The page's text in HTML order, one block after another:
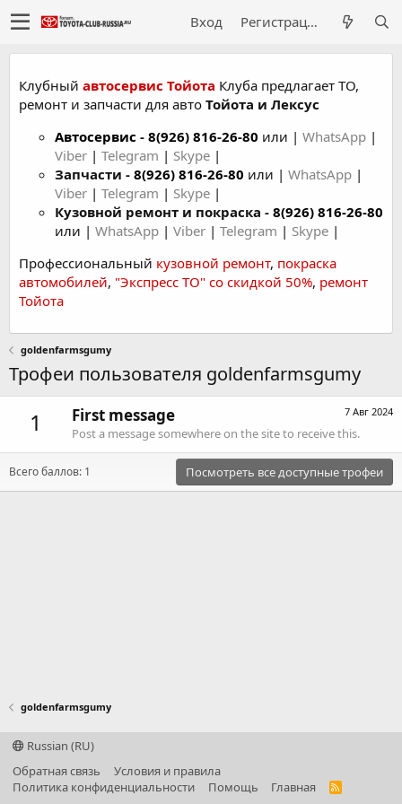
Вход Регистрация
Клубный автосервис Тойота Клуба предлагает ТО,
ремонт и запчасти для авто Тойота и Лексус
Автосервис - 8(926) 816-26-80 или | WhatsApp |
Viber | Telegram | Skype |
Запчасти - 8(926) 816-26-80 или | WhatsApp |
Viber | Telegram | Skype |
Кузовной ремонт и покраска - 8(926) 816-26-80
или | WhatsApp | Viber | Telegram | Skype |
Профессиональный кузовной ремонт, покраска
автомобилей, "Экспресс ТО" со скидкой 50%, ремонт
Тойота
goldenfarmsgumy
Трофеи пользователя goldenfarmsgumy
1 7 Авг 2024
First message
Post a message somewhere on the site to receive this.
Всего баллов: 1 Посмотреть все доступные трофеи
goldenfarmsgumy
Russian (RU)
Обратная связь
Условия и правила
Политика конфиденциальности
Помощь Главная
R